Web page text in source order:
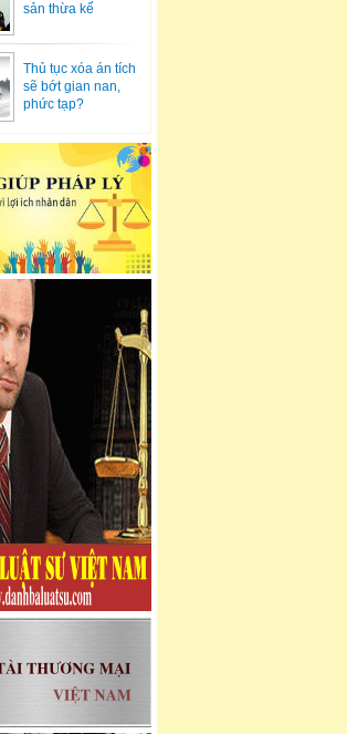
sản thừa kế
Thủ tục xóa án tích
sẽ bớt gian nan,
phức tạp?